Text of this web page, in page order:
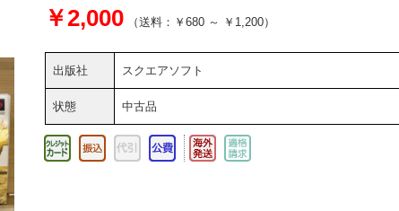
￥2,000 （送料：￥680 ～ ￥1,200）
出版社 スクエアソフト
状態 中古品